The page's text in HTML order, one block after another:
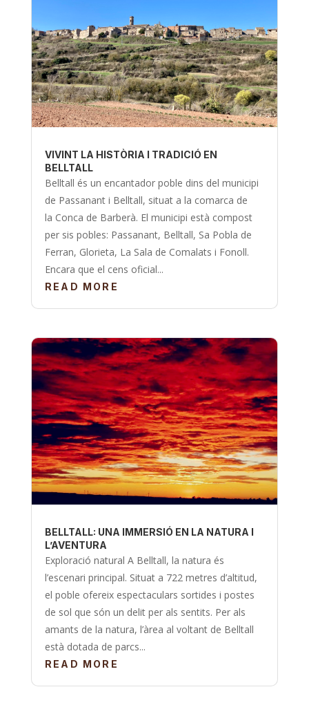
VIVINT LA HISTÒRIA I TRADICIÓ EN
BELLTALL
Belltall és un encantador poble dins del municipi
de Passanant i Belltall, situat a la comarca de
la Conca de Barberà. El municipi està compost
per sis pobles: Passanant, Belltall, Sa Pobla de
Ferran, Glorieta, La Sala de Comalats i Fonoll.
Encara que el cens oficial...
READ MORE
BELLTALL: UNA IMMERSIÓ EN LA NATURA I
L’AVENTURA
Exploració natural A Belltall, la natura és
l’escenari principal. Situat a 722 metres d’altitud,
el poble ofereix espectaculars sortides i postes
de sol que són un delit per als sentits. Per als
amants de la natura, l’àrea al voltant de Belltall
està dotada de parcs...
READ MORE